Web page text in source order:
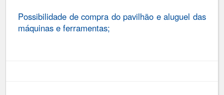
Possibilidade de compra do pavilhão e aluguel das
máquinas e ferramentas;